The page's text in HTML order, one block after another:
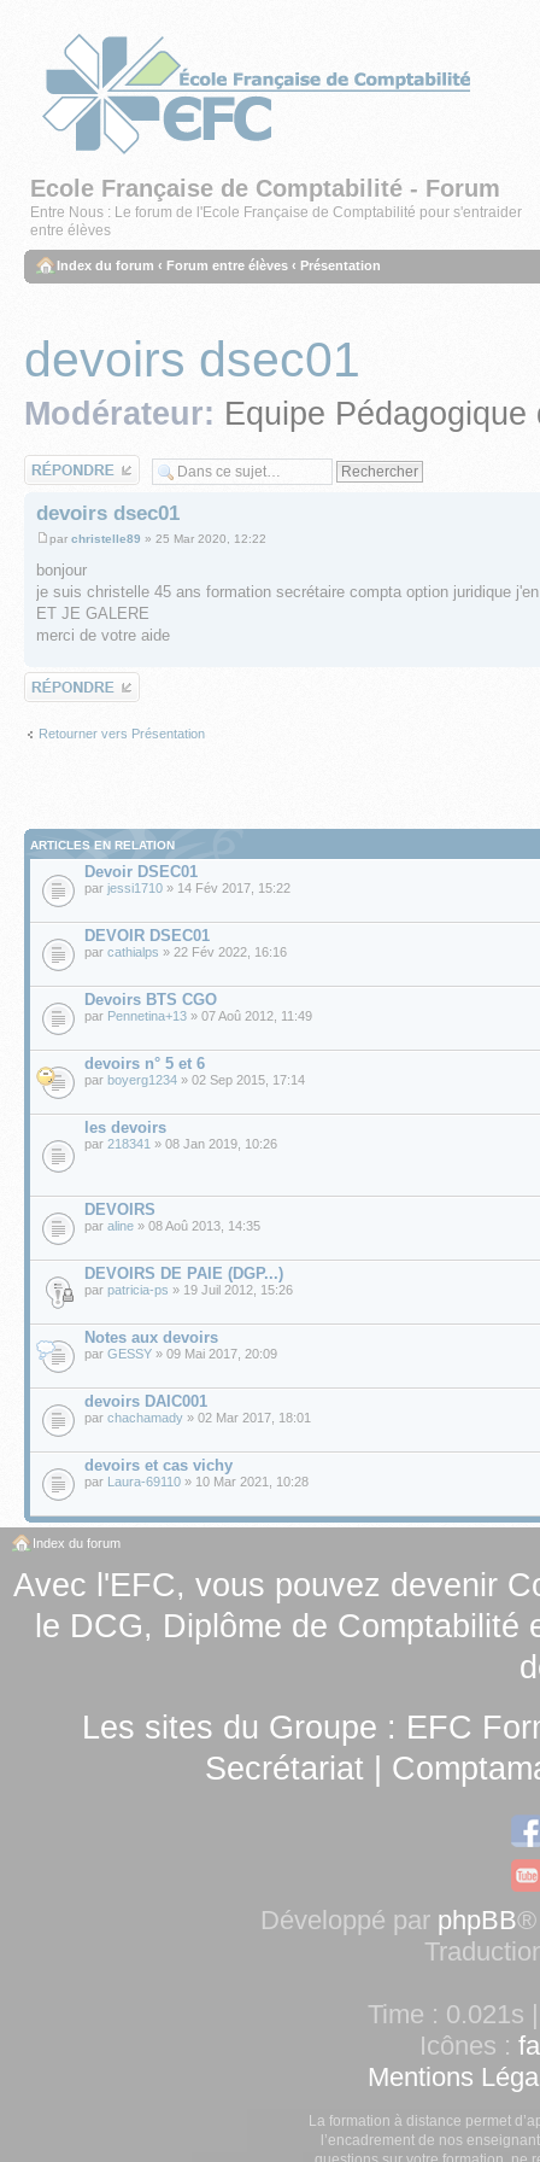
Ecole Française de Comptabilité - Forum
Entre Nous : Le forum de l'Ecole Française de Comptabilité pour s'entraider
entre élèves
Index du forum ‹ Forum entre élèves ‹ Présentation
devoirs dsec01
Modérateur: Equipe Pédagogique
Répondre
devoirs dsec01
par christelle89 » 25 Mar 2020, 12:22
bonjour
je suis christelle 45 ans formation secrétaire compta option juridique
ET JE GALERE
merci de votre aide
Répondre
Retourner vers Présentation
ARTICLES EN RELATION
Devoir DSEC01
par jessi1710 » 14 Fév 2017, 15:22
DEVOIR DSEC01
par cathialps » 22 Fév 2022, 16:16
Devoirs BTS CGO
par Pennetina+13 » 07 Aoû 2012, 11:49
devoirs n° 5 et 6
par boyerg1234 » 02 Sep 2015, 17:14
les devoirs
par 218341 » 08 Jan 2019, 10:26
DEVOIRS
par aline » 08 Aoû 2013, 14:35
DEVOIRS DE PAIE (DGP...)
par patricia-ps » 19 Juil 2012, 15:26
Notes aux devoirs
par GESSY » 09 Mai 2017, 20:09
devoirs DAIC001
par chachamady » 02 Mar 2017, 18:01
devoirs et cas vichy
par Laura-69110 » 10 Mar 2021, 10:28
Index du forum
Avec l'EFC, vous pouvez devenir
le DCG, Diplôme de Comptabilité
Les sites du Groupe : EFC
Secrétariat
Développé par phpBB®
Time : 0.021s
Icônes :
Mentions
La formation à distance permet
l’encadrement de nos